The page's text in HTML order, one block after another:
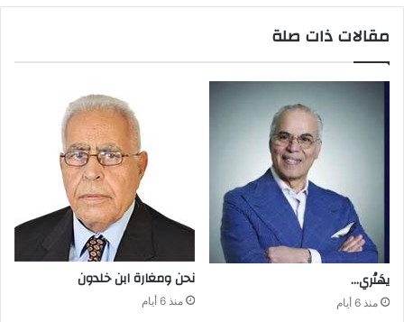
مقالات ذات صلة
يهَتْري‭…‬
منذ 6 أيام
نحن‭ ‬ومغارة ابن‭ ‬خلدون
منذ 6 أيام